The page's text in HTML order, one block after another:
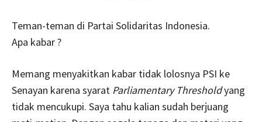
Teman-teman di Partai Solidaritas Indonesia.
Apa kabar ?
Memang menyakitkan kabar tidak lolosnya PSI ke
Senayan karena syarat Parliamentary Thresholdyang
tidak mencukupi. Saya tahu kalian sudah berjuang